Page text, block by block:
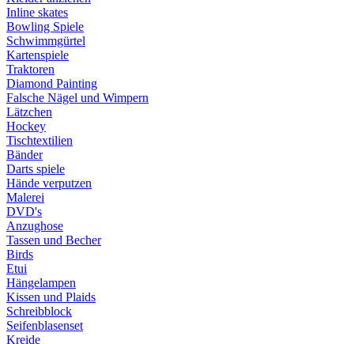
Inline skates
Bowling Spiele
Schwimmgürtel
Kartenspiele
Traktoren
Diamond Painting
Falsche Nägel und Wimpern
Lätzchen
Hockey
Tischtextilien
Bänder
Darts spiele
Hände verputzen
Malerei
DVD's
Anzughose
Tassen und Becher
Birds
Etui
Hängelampen
Kissen und Plaids
Schreibblock
Seifenblasenset
Kreide